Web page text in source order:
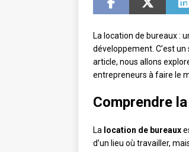
La location de bureaux :
développement. C’est
article, nous allons
entrepreneurs à faire le
Comprendre
La location de bureaux
d’un lieu où travailler,